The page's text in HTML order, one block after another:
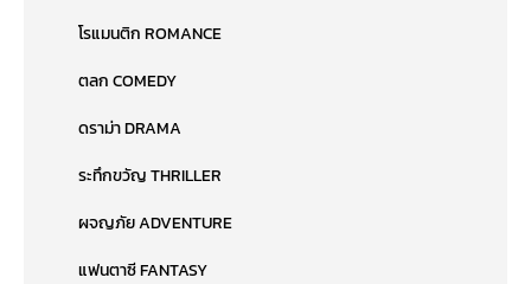
โรแมนติก ROMANCE
ตลก COMEDY
ดราม่า DRAMA
ระทึกขวัญ THRILLER
ผจญภัย ADVENTURE
แฟนตาซี FANTASY